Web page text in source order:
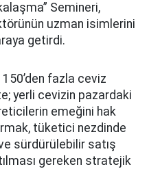
Semineri,
uzman isimlerini
getirdi.
150’den fazla ceviz
yerli cevizin pazardaki
emeğini hak
tüketici nezdinde
sürdürülebilir satış
gereken stratejik